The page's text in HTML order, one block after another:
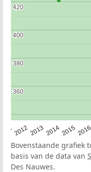
20122013201420152016
360
360
380
380
400
400
420
420
Bovenstaande grafiek
basis van de data van
Des Nauwes.